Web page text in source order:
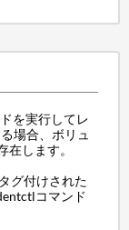
を実行してレ
場合、ボリュ
します。
グ付けされた
コマンド